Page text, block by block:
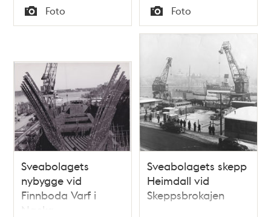
Tid
Typ
Foto Tid
Typ
Foto
Sveabolagets
nybygge vid
Finnboda Varf i
Nacka
Sveabolagets skepp
Heimdall vid
Skeppsbrokajen